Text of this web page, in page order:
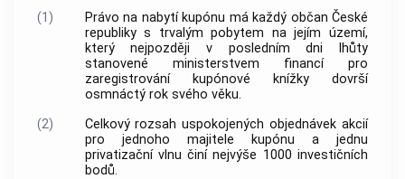
(1)
Právo na nabytí kupónu má každý občan České
republiky s trvalým pobytem na jejím území,
který nejpozději v posledním dni lhůty
stanovené ministerstvem financí pro
zaregistrování kupónové knížky dovrší
osmnáctý rok svého věku.
(2)
Celkový rozsah uspokojených objednávek akcií
pro jednoho majitele kupónu a jednu
privatizační vlnu činí nejvýše 1000 investičních
bodů.